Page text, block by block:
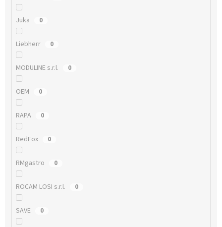
Juka 0
Liebherr 0
MODULINE s.r.l. 0
OEM 0
RAPA 0
RedFox 0
RMgastro 0
ROCAM LOSI s.r.l. 0
SAVE 0